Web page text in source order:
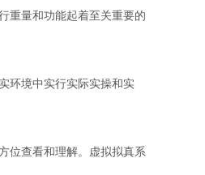
重量和功能起着至关重要的
环境中实行实际实操和实
位查看和理解。虚拟拟真系